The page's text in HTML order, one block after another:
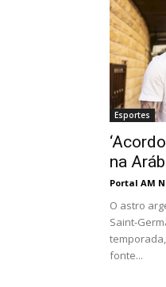
Esportes
na
Portal AM
O astro
Saint-
fonte...